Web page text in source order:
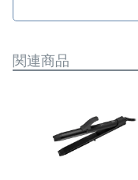
関連商品